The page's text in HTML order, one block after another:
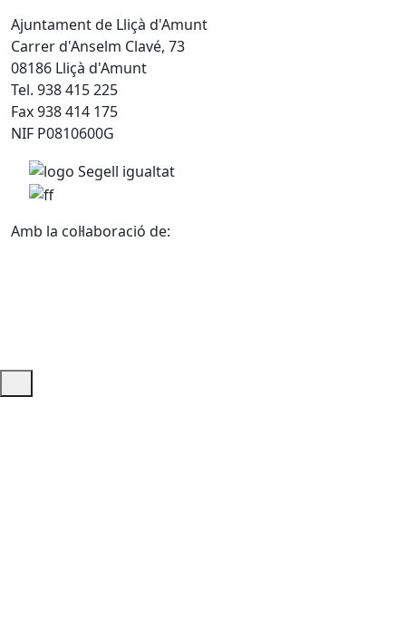
Ajuntament de Lliçà d'Amunt
Carrer d'Anselm Clavé, 73
08186 Lliçà d'Amunt
Tel. 938 415 225
Fax 938 414 175
NIF P0810600G
Amb la col·laboració de: